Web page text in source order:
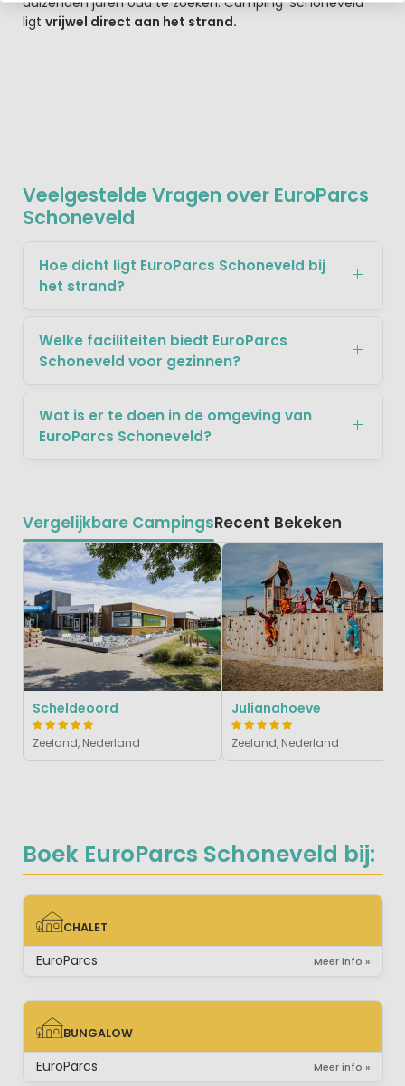
Boek EuroParcs Schoneveld bij:
CHALET
CHALET
EuroParcs Meer info »
BUNGALOW
BUNGALOW
EuroParcs Meer info »
ligt vrijwel direct aan het strand.
Veelgestelde Vragen over EuroParcs
Schoneveld
Hoe dicht ligt EuroParcs Schoneveld bij
het strand?
Welke faciliteiten biedt EuroParcs
Schoneveld voor gezinnen?
Wat is er te doen in de omgeving van
EuroParcs Schoneveld?
Vergelijkbare CampingsRecent Bekeken
Scheldeoord
Zeeland, Nederland
Julianahoeve
Zeeland, Nederland